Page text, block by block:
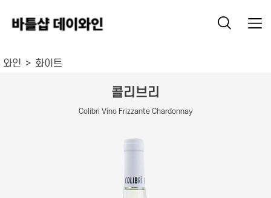
와인 화이트
콜리브리
Colibri Vino Frizzante Chardonnay